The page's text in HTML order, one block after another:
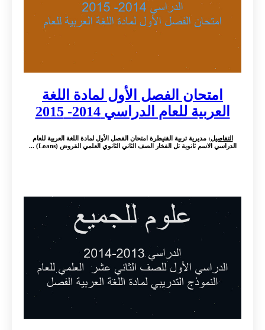
امتحان الفصل الأول لمادة اللغة
العربية للعام الدراسي 2014- 2015
التفاصيل: مديرية تربية القنيطرة امتحان الفصل الأول لمادة اللغة العربية للعام
الدراسي الاسم ثانوية تل الفخار الصف الثاني الثانوي العلمي القروض (Loans) ...